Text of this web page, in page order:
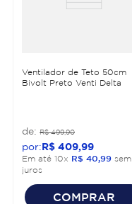
Ventilador de Teto 50cm
Bivolt Preto Venti Delta
R$ 499,90
R$ 409,99
Em até 10x R$ 40,99 sem
juros
COMPRAR